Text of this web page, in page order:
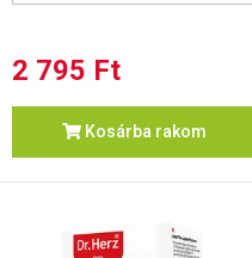
2 795 Ft
Kosárba rakom